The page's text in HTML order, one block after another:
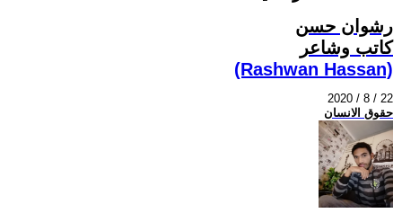
رشوان حسن
كاتب وشاعر
(Rashwan Hassan)
2020 / 8 / 22
حقوق الانسان